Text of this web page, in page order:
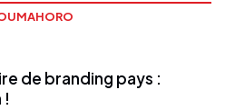
de branding pays :
!